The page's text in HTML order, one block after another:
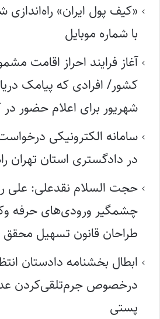
«کیف پول ایران» راه‌اندازی
با شماره موبایل
آغاز فرایند احراز اقامت
کشور/ افرادی که پیامک
شهریور برای اعلام حضور
سامانه الکترونیکی
در دادگستری استان تهران
حجت السلام نقدعلی: علی
چشمگیر ورودی‌های حرفه
طراحان قانون تسهیل
ابطال بخشنامه دادستان
درخصوص جرم‌تلقی‌کردن
پستی